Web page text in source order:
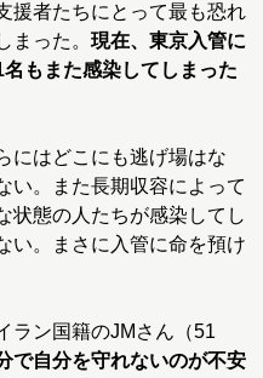
援者たちにとって最も恐れ
まった。 現在、東京入管に
もまた感染してしまった
にはどこにも逃げ場はな
い。また長期収容によって
状態の人たちが感染してし
い。まさに入管に命を預け
ラン国籍のJMさん（51
で自分を守れないのが不安